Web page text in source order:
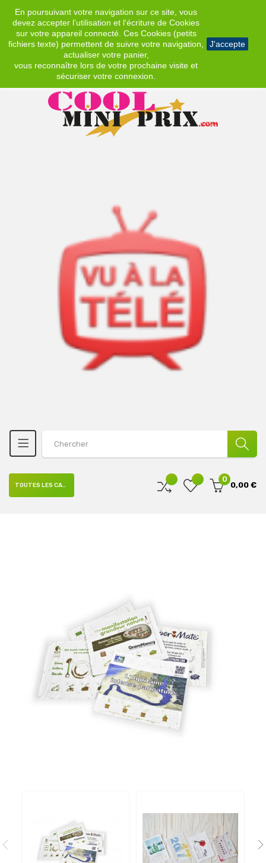
En poursuivant votre navigation sur ce site, vous
devez accepter l’utilisation et l'écriture de Cookies
sur votre appareil connecté. Ces Cookies (petits
fichiers texte) permettent de suivre votre navigation,
actualiser votre panier,
vous reconnaître lors de votre prochaine visite et
sécuriser votre connexion.
J'accepte
EUR
0
0,00 €
TOUTES LES CATÉGORIES